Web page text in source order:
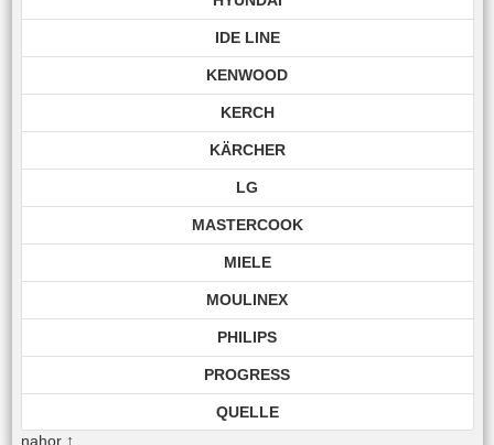
IDE LINE
KENWOOD
KERCH
KÄRCHER
LG
MASTERCOOK
MIELE
MOULINEX
PHILIPS
PROGRESS
QUELLE
nahor↑